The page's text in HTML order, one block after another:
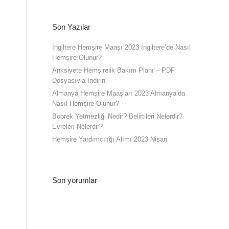
Son Yazılar
İngiltere Hemşire Maaşı 2023 İngiltere’de Nasıl
Hemşire Olunur?
Anksiyete Hemşirelik Bakım Planı – PDF
Dosyasıyla İndirin
Almanya Hemşire Maaşları 2023 Almanya’da
Nasıl Hemşire Olunur?
Böbrek Yetmezliği Nedir? Belirtileri Nelerdir?
Evreleri Nelerdir?
Hemşire Yardımcılığı Alımı 2023 Nisan
Son yorumlar